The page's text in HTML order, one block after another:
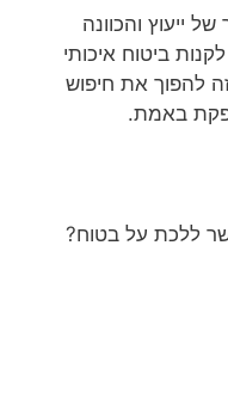
ייעוץ והכוונה
ביטוח איכותי
להפוך את חיפוש
באמת.
ללכת על בטוח?